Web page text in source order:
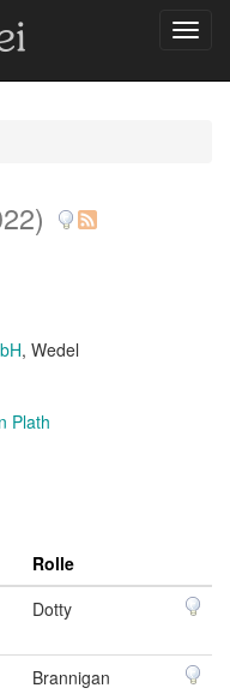
, Wedel
Plath
Rolle
Dotty
Brannigan